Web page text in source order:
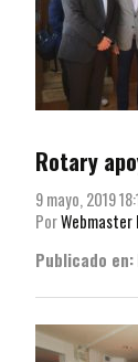
Rotary
9 mayo, 2019
PorWebmaster
Publicado en: